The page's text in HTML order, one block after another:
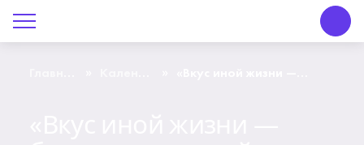
О Центре «КОНТАКТ»